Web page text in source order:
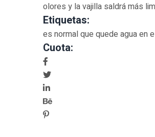
olores y la vajilla saldrá más
Etiquetas:
es normal que quede agua en
Cuota: